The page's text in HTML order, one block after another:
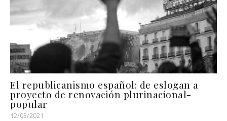
El republicanismo español: de eslogan a
proyecto de renovación plurinacional-
popular
12/03/2021